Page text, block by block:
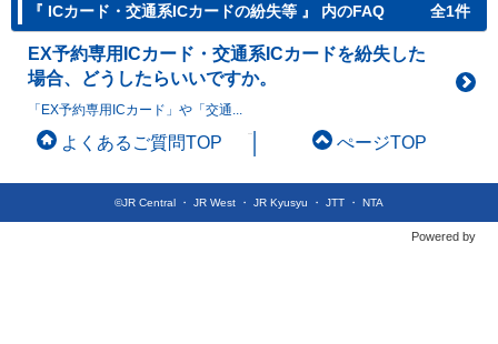
『 ICカード・交通系ICカードの紛失等 』 内のFAQ 全1件
EX予約専用ICカード・交通系ICカードを紛失した
場合、どうしたらいいですか。
「EX予約専用ICカード」や「交通...
©JR Central ・ JR West ・ JR Kyusyu ・ JTT ・ NTA
Powered by
よくあるご質問TOP ぺージTOP